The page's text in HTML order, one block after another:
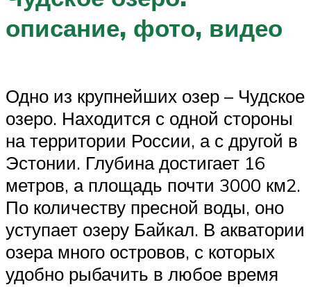
описание, фото, видео
Одно из крупнейших озер – Чудское
озеро. Находится с одной стороны
на территории России, а с другой в
Эстонии. Глубина достигает 16
метров, а площадь почти 3000 км2.
По количеству пресной воды, оно
уступает озеру Байкал. В акватории
озера много островов, с которых
удобно рыбачить в любое время